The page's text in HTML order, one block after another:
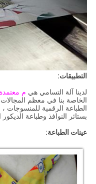
التطبيقات:
لدينا آلة التسامي هي م معتمدة
الخاصة بنا في معظم
الطباعة الرقمية للمنسوجات ،
بستائر النوافذ وطباعة
عينات الطباعة: